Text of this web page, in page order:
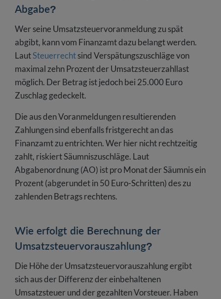
Abgabe?
Wer seine Umsatzsteuervoranmeldung zu spät
abgibt, kann vom Finanzamt dazu belangt werden.
LautSteuerrechtsind Verspätungszuschläge von
maximal zehn Prozent der Umsatzsteuerzahllast
möglich. Der Betrag ist jedoch bei 25.000 Euro
Zuschlag gedeckelt.
Die aus den Voranmeldungen resultierenden
Zahlungen sind ebenfalls fristgerecht an das
Finanzamt zu entrichten. Wer hier nicht rechtzeitig
zahlt, riskiert Säumniszuschläge. Laut
Abgabenordnung (AO) ist pro Monat der Säumnis ein
Prozent (abgerundet in 50 Euro-Schritten) des zu
zahlenden Betrags rechtens.
Wie erfolgt die Berechnung der
Umsatzsteuervorauszahlung?
Die Höhe der Umsatzsteuervorauszahlung ergibt
sich aus der Differenz der einbehaltenen
Umsatzsteuer und der gezahlten Vorsteuer. Haben